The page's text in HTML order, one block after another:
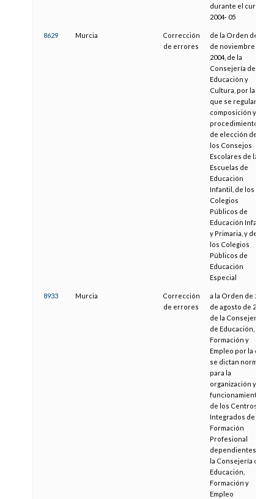
durante el curso
2004- 05
8629 Murcia
Corrección
de errores
de la Orden de 22
de noviembre de
2004, de la
Consejería de
Educación y
Cultura, por la
que se regulan la
composición y el
procedimiento
de elección de
los Consejos
Escolares de las
Escuelas de
Educación
Infantil, de los
Colegios
Públicos de
Educación Infantil
y Primaria, y de
los Colegios
Públicos de
Educación
Especial
8933 Murcia
Corrección
de errores
a la Orden de 21
de agosto de 2012
de la Consejería
de Educación,
Formación y
Empleo por la que
se dictan normas
para la
organización y
funcionamiento
de los Centros
Integrados de
Formación
Profesional
dependientes de
la Consejería de
Educación,
Formación y
Empleo